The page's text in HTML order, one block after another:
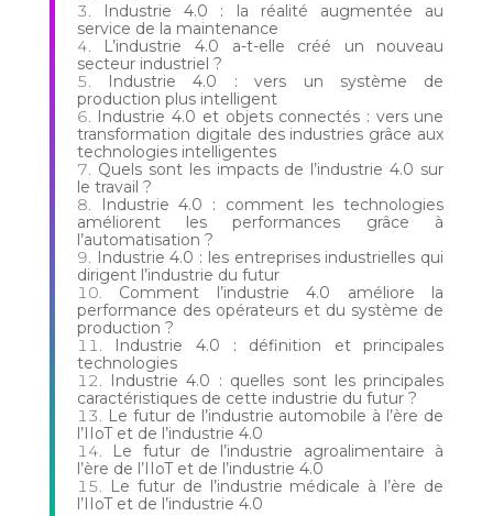
Industrie 4.0 : la réalité augmentée au
service de la maintenance
L’industrie 4.0 a-t-elle créé un nouveau
secteur industriel ?
Industrie 4.0 : vers un système de
production plus intelligent
Industrie 4.0 et objets connectés : vers une
transformation digitale des industries grâce aux
technologies intelligentes
Quels sont les impacts de l’industrie 4.0 sur
le travail ?
Industrie 4.0 : comment les technologies
améliorent les performances grâce à
l’automatisation ?
Industrie 4.0 : les entreprises industrielles qui
dirigent l’industrie du futur
Comment l’industrie 4.0 améliore la
performance des opérateurs et du système de
production ?
Industrie 4.0 : définition et principales
technologies
Industrie 4.0 : quelles sont les principales
caractéristiques de cette industrie du futur ?
Le futur de l’industrie automobile à l’ère de
l’IIoT et de l’industrie 4.0
Le futur de l’industrie agroalimentaire à
l’ère de l’IIoT et de l’industrie 4.0
Le futur de l’industrie médicale à l’ère de
l’IIoT et de l’industrie 4.0